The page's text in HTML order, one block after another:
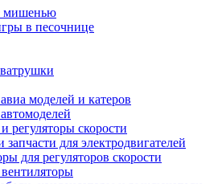
мишенью
в песочнице
моделей и катеров
регуляторы скорости
запчасти для электродвигателей
для регуляторов скорости